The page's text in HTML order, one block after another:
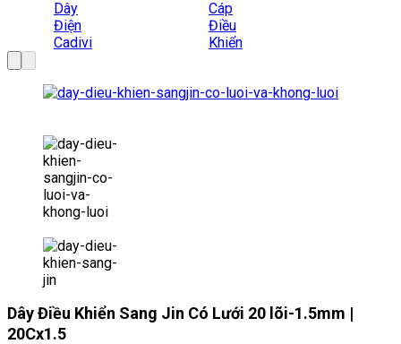
Dây Điều Khiển Sang Jin Có Lưới 20 lõi-1.5mm |
20Cx1.5